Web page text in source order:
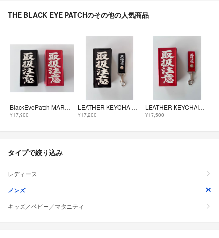
THE BLACK EYE PATCHのその他の人気商品
BlackEyePatch MARUHIRO CERAMICCASE 2個SET
¥17,900
LEATHER KEYCHAIN & CERAMIC CASE SET
¥17,200
LEATHER KEYCHAIN & CERAMIC CASE SET
¥17,500
タイプで絞り込み
レディース
メンズ
キッズ／ベビー／マタニティ